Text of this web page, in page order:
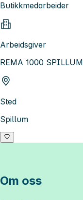
Butikkmedarbeider
Arbeidsgiver
REMA 1000 SPILLUM
Sted
Spillum
Om oss